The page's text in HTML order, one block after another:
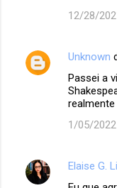
12/28/
Unknown
Passei a
realmente
1/05/2022
Elaise G.